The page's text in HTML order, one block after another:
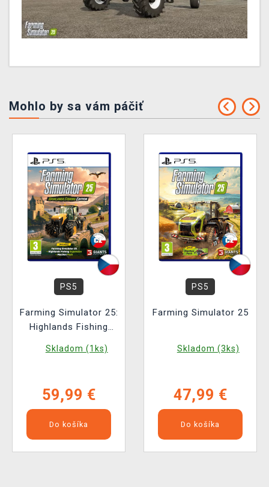
Mohlo by sa vám páčiť
PS5
Farming Simulator 25:
Highlands Fishing
Skladom (1ks)
59,99 €
Do košíka
PS5
Farming Simulator 25
Skladom (3ks)
47,99 €
Do košíka